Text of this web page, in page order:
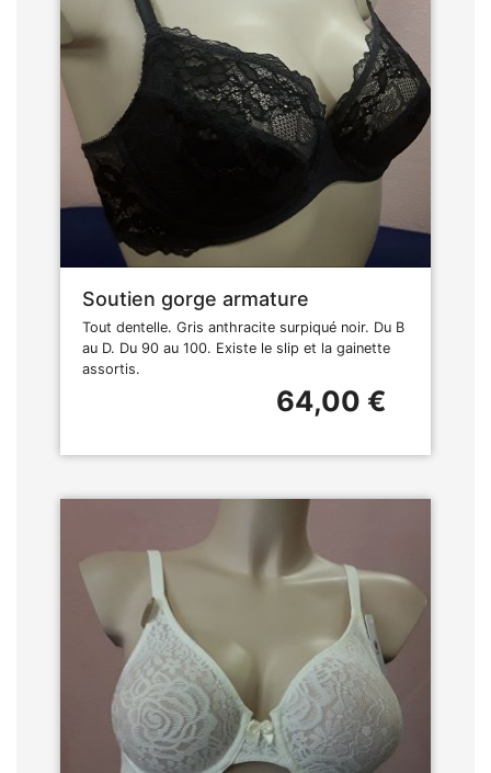
Soutien gorge armature
Tout dentelle. Gris anthracite surpiqué noir. Du B
au D. Du 90 au 100. Existe le slip et la gainette
assortis.
64,00 €